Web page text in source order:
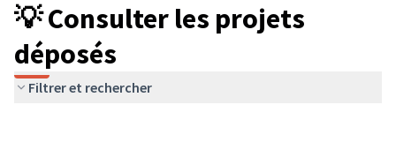
💡 Consulter les projets
déposés
Filtrer et rechercher